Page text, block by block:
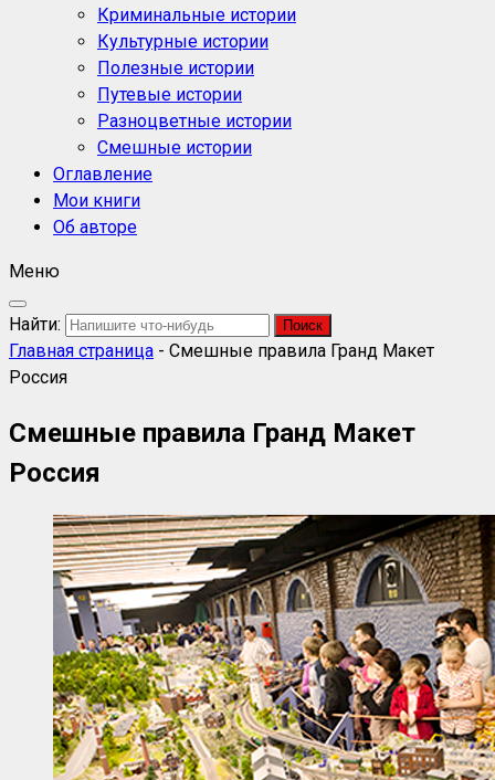
Криминальные истории
Культурные истории
Полезные истории
Путевые истории
Разноцветные истории
Смешные истории
Оглавление
Мои книги
Об авторе
Меню
Найти:
Главная страница - Смешные правила Гранд Макет
Россия
Смешные правила Гранд Макет
Россия